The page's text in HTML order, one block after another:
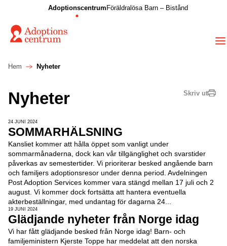
Adoptionscentrum Föräldralösa Barn – Bistånd
Hem Nyheter
Skriv ut
Nyheter
24 JUNI 2024
SOMMARHÄLSNING
Kansliet kommer att hålla öppet som vanligt under
sommarmånaderna, dock kan vår tillgänglighet och svarstider
påverkas av semestertider. Vi prioriterar besked angående barn
och familjers adoptionsresor under denna period. Avdelningen
Post Adoption Services kommer vara stängd mellan 17 juli och 2
august. Vi kommer dock fortsätta att hantera eventuella
akterbeställningar, med undantag för dagarna 24...
19 JUNI 2024
Glädjande nyheter från Norge idag
Vi har fått glädjande besked från Norge idag! Barn- och
familjeministern Kjerste Toppe har meddelat att den norska